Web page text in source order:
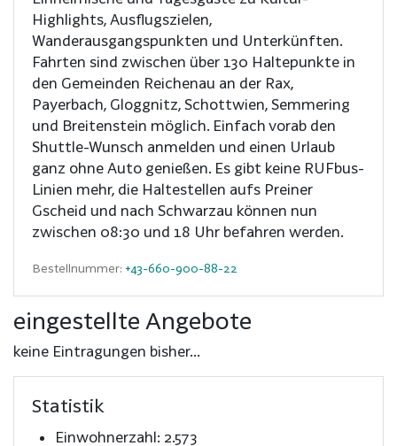
Highlights, Ausflugszielen,
Wanderausgangspunkten und Unterkünften.
Fahrten sind zwischen über 130 Haltepunkte in
den Gemeinden Reichenau an der Rax,
Payerbach, Gloggnitz, Schottwien, Semmering
und Breitenstein möglich. Einfach vorab den
Shuttle-Wunsch anmelden und einen Urlaub
ganz ohne Auto genießen. Es gibt keine RUFbus-
Linien mehr, die Haltestellen aufs Preiner
Gscheid und nach Schwarzau können nun
zwischen 08:30 und 18 Uhr befahren werden.
Bestellnummer: +43-660-900-88-22
eingestellte Angebote
keine Eintragungen bisher...
Statistik
Einwohnerzahl: 2.573